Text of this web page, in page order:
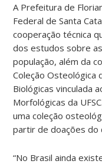
A Prefeitura de
Federal de Santa
cooperação técnica
dos estudos sobre
população, além da
Coleção Osteológica
Biológicas vinculada
Morfológicas da
uma coleção
partir de doações do
“No Brasil ainda